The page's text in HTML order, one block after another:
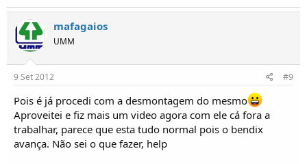
mafagaios
UMM
9 Set 2012 #9
Pois é já procedi com a desmontagem do mesmo
Aproveitei e fiz mais um video agora com ele cá fora a
trabalhar, parece que esta tudo normal pois o bendix
avança. Não sei o que fazer, help